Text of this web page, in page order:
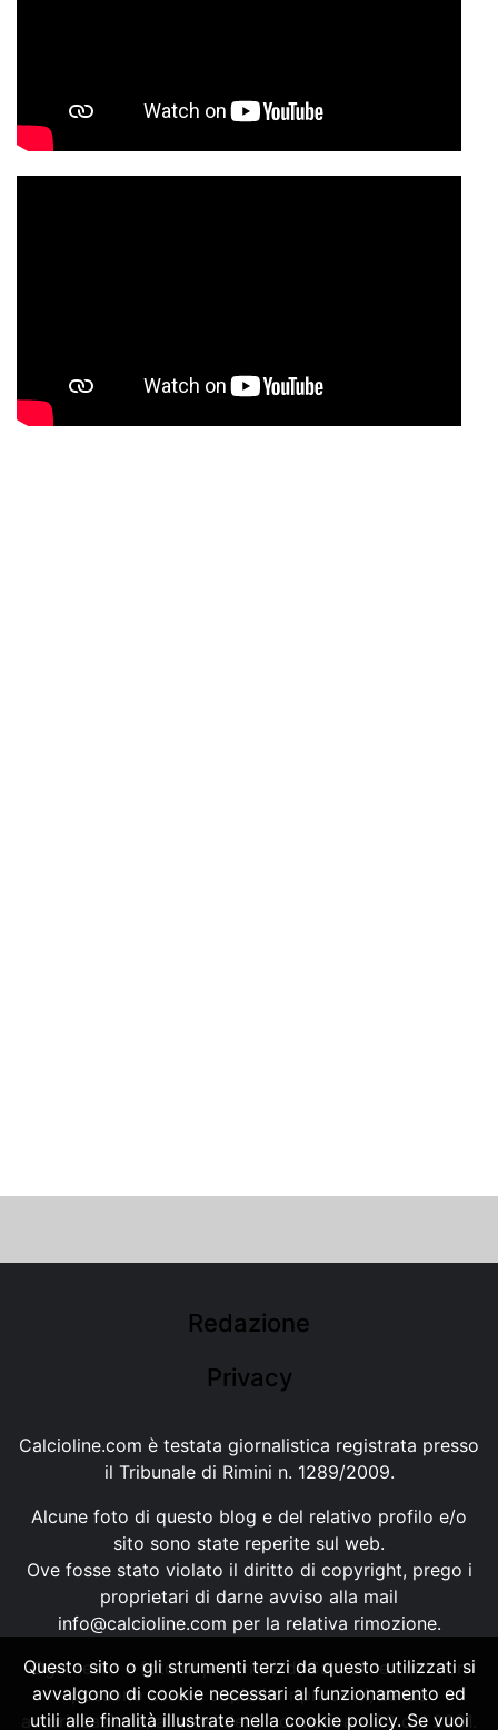
Redazione
Privacy
Calcioline.com è testata giornalistica registrata presso
il Tribunale di Rimini n. 1289/2009.
Alcune foto di questo blog e del relativo profilo e/o
sito sono state reperite sul web.
Ove fosse stato violato il diritto di copyright, prego i
proprietari di darne avviso alla mail
info@calcioline.com per la relativa rimozione.
Ogni testo e foto di proprietà di Calcioline.com non
possono essere copiati o riprodotti, senza
autorizzazione, ai sensi della normativa n.29 del 2001.
Questo sito o gli strumenti terzi da questo utilizzati si
avvalgono di cookie necessari al funzionamento ed
utili alle finalità illustrate nella cookie policy. Se vuoi